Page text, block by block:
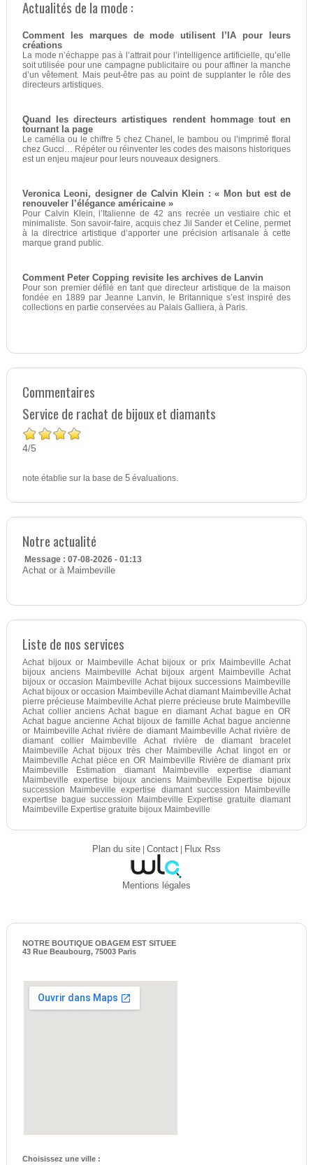
Actualités de la mode :
Comment les marques de mode utilisent l’IA pour leurs
créations
La mode n’échappe pas à l’attrait pour l’intelligence artificielle, qu’elle
soit utilisée pour une campagne publicitaire ou pour affiner la manche
d’un vêtement. Mais peut-être pas au point de supplanter le rôle des
directeurs artistiques.
Quand les directeurs artistiques rendent hommage tout en
tournant la page
Le camélia ou le chiffre 5 chez Chanel, le bambou ou l’imprimé floral
chez Gucci… Répéter ou réinventer les codes des maisons historiques
est un enjeu majeur pour leurs nouveaux designers.
Veronica Leoni, designer de Calvin Klein : « Mon but est de
renouveler l’élégance américaine »
Pour Calvin Klein, l’Italienne de 42 ans recrée un vestiaire chic et
minimaliste. Son savoir-faire, acquis chez Jil Sander et Celine, permet
à la directrice artistique d’apporter une précision artisanale à cette
marque grand public.
Comment Peter Copping revisite les archives de Lanvin
Pour son premier défilé en tant que directeur artistique de la maison
fondée en 1889 par Jeanne Lanvin, le Britannique s’est inspiré des
collections en partie conservées au Palais Galliera, à Paris.
Commentaires
Service de rachat de bijoux et diamants
4/5
note établie sur la base de 5évaluations.
Notre actualité
Message : 07-08-2026 - 01:13
Achat or à Maimbeville
Liste de nos services
Achat bijoux or Maimbeville Achat bijoux or prix Maimbeville Achat
bijoux anciens Maimbeville Achat bijoux argent Maimbeville Achat
bijoux or occasion Maimbeville Achat bijoux successions Maimbeville
Achat bijoux or occasion Maimbeville Achat diamant Maimbeville Achat
pierre précieuse Maimbeville Achat pierre précieuse brute Maimbeville
Achat collier anciens Achat bague en diamant Achat bague en OR
Achat bague ancienne Achat bijoux de famille Achat bague ancienne
or Maimbeville Achat rivière de diamant Maimbeville Achat rivière de
diamant collier Maimbeville Achat rivière de diamant bracelet
Maimbeville Achat bijoux très cher Maimbeville Achat lingot en or
Maimbeville Achat pièce en OR Maimbeville Rivière de diamant prix
Maimbeville Estimation diamant Maimbeville expertise diamant
Maimbeville expertise bijoux anciens Maimbeville Expertise bijoux
succession Maimbeville expertise diamant succession Maimbeville
expertise bague succession Maimbeville Expertise gratuite diamant
Maimbeville Expertise gratuite bijoux Maimbeville
Plan du site| Contact| Flux Rss
Mentions légales
NOTRE BOUTIQUE OBAGEM EST SITUEE
43 Rue Beaubourg, 75003 Paris
Choisissez une ville :